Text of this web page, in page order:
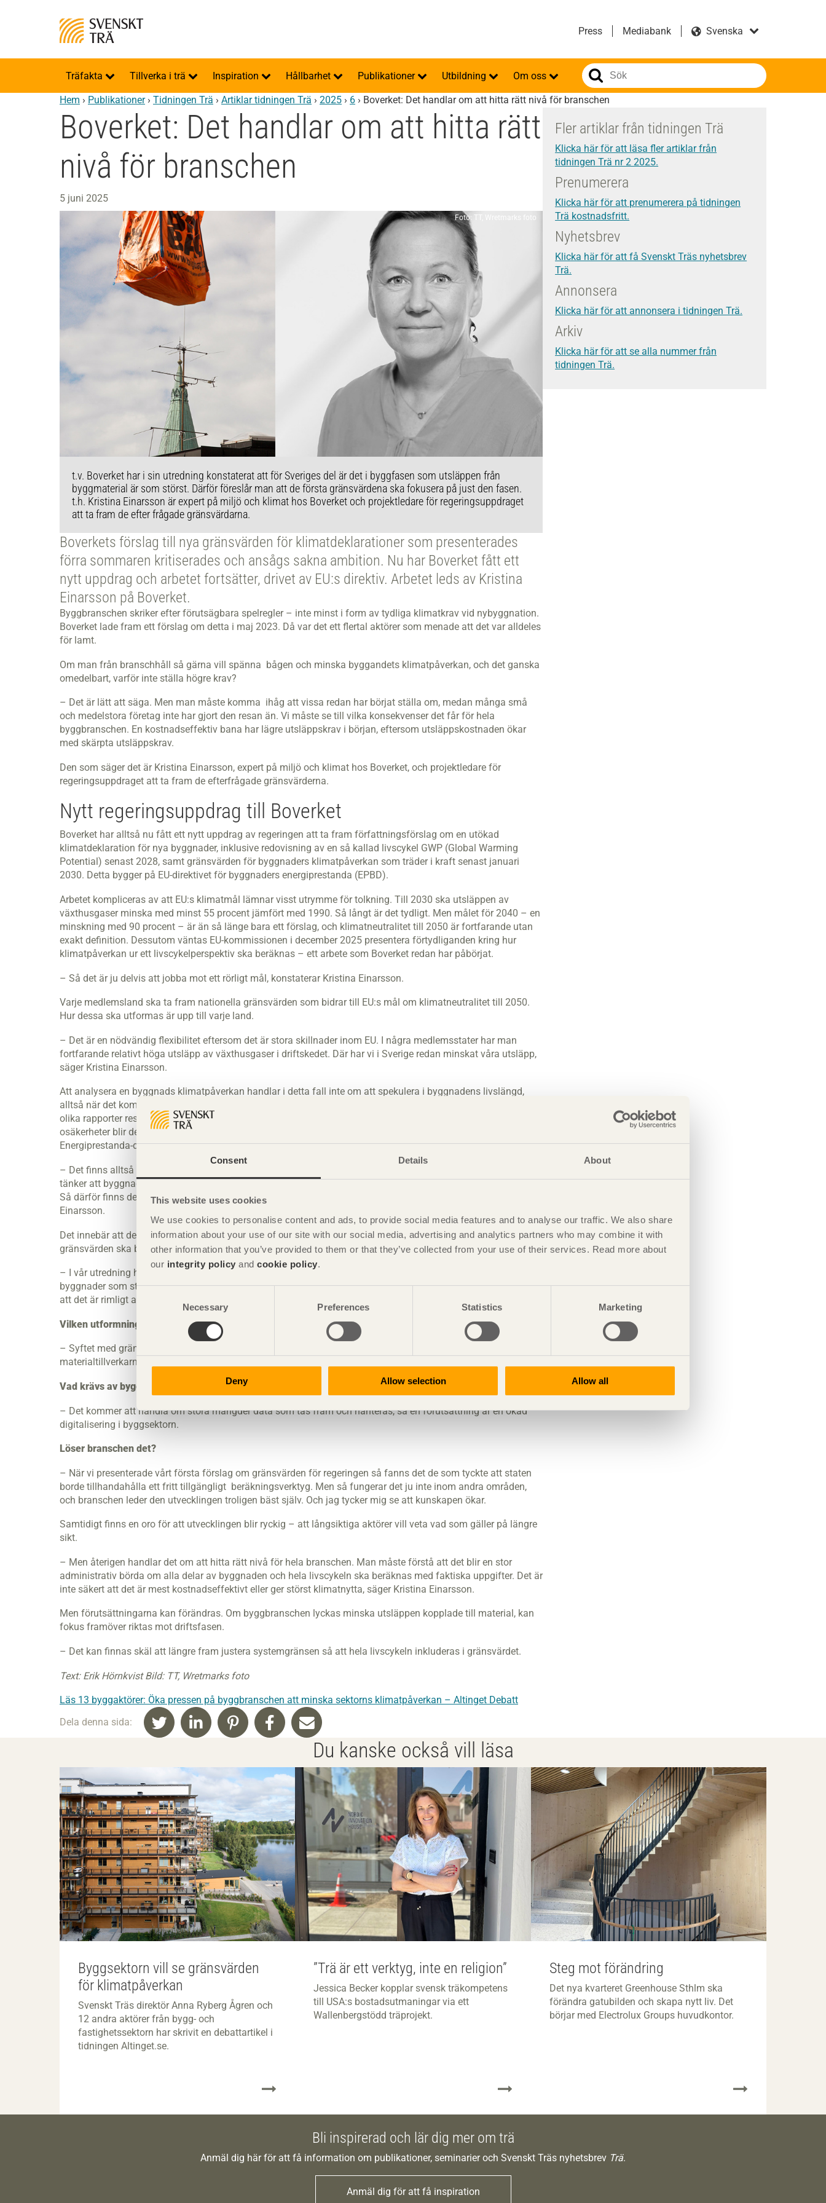
Consent Details About
This website uses cookies
We use cookies to personalise content and ads, to provide social media features and to analyse our traffic. We also share
information about your use of our site with our social media, advertising and analytics partners who may combine it with
other information that you’ve provided to them or that they’ve collected from your use of their services. Read more about
our integrity policy and cookie policy.
Consent
Necessary Preferences Statistics Marketing
Deny Allow selection Allow all
Press Mediabank
Träfakta Tillverka i trä Inspiration Hållbarhet Publikationer Utbildning Om oss
Hem › Publikationer› Tidningen Trä › Artiklar tidningen Trä › 2025 › 6 › Boverket: Det handlar om att hitta rätt nivå för branschen
Boverket: Det handlar om att hitta rätt
nivå för branschen
5 juni 2025
Foto: TT, Wretmarks foto
t.v. Boverket har i sin utredning konstaterat att för Sveriges del är det i byggfasen som utsläppen från
byggmaterial är som störst. Därför föreslår man att de första gränsvärdena ska fokusera på just den fasen.
t.h. Kristina Einarsson är expert på miljö och klimat hos Boverket och projektledare för regeringsuppdraget
att ta fram de efter frågade gränsvärdarna.
Boverkets förslag till nya gränsvärden för klimatdeklarationer som presenterades
förra sommaren kritiserades och ansågs sakna ambition. Nu har Boverket fått ett
nytt uppdrag och arbetet fortsätter, drivet av EU:s direktiv. Arbetet leds av Kristina
Einarsson på Boverket.
Byggbranschen skriker efter förutsägbara spelregler – inte minst i form av tydliga klimatkrav vid nybyggnation.
Boverket lade fram ett förslag om detta i maj 2023. Då var det ett flertal aktörer som menade att det var alldeles
för lamt.
Om man från branschhåll så gärna vill spänna bågen och minska byggandets klimatpåverkan, och det ganska
omedelbart, varför inte ställa högre krav?
– Det är lätt att säga. Men man måste komma ihåg att vissa redan har börjat ställa om, medan många små
och medelstora företag inte har gjort den resan än. Vi måste se till vilka konsekvenser det får för hela
byggbranschen. En kostnadseffektiv bana har lägre utsläppskrav i början, eftersom utsläppskostnaden ökar
med skärpta utsläppskrav.
Den som säger det är Kristina Einarsson, expert på miljö och klimat hos Boverket, och projektledare för
regeringsuppdraget att ta fram de efterfrågade gränsvärderna.
Nytt regeringsuppdrag till Boverket
Boverket har alltså nu fått ett nytt uppdrag av regeringen att ta fram författningsförslag om en utökad
klimatdeklaration för nya byggnader, inklusive redovisning av en så kallad livscykel GWP (Global Warming
Potential) senast 2028, samt gränsvärden för byggnaders klimatpåverkan som träder i kraft senast januari
2030. Detta bygger på EU-direktivet för byggnaders energiprestanda (EPBD).
Arbetet kompliceras av att EU:s klimatmål lämnar visst utrymme för tolkning. Till 2030 ska utsläppen av
växthusgaser minska med minst 55 procent jämfört med 1990. Så långt är det tydligt. Men målet för 2040 – en
minskning med 90 procent – är än så länge bara ett förslag, och klimatneutralitet till 2050 är fortfarande utan
exakt definition. Dessutom väntas EU-kommissionen i december 2025 presentera förtydliganden kring hur
klimatpåverkan ur ett livscykelperspektiv ska beräknas – ett arbete som Boverket redan har påbörjat.
– Så det är ju delvis att jobba mot ett rörligt mål, konstaterar Kristina Einarsson.
Varje medlemsland ska ta fram nationella gränsvärden som bidrar till EU:s mål om klimatneutralitet till 2050.
Hur dessa ska utformas är upp till varje land.
– Det är en nödvändig flexibilitet eftersom det är stora skillnader inom EU. I några medlemsstater har man
fortfarande relativt höga utsläpp av växthusgaser i driftskedet. Där har vi i Sverige redan minskat våra utsläpp,
säger Kristina Einarsson.
Att analysera en byggnads klimatpåverkan handlar i detta fall inte om att spekulera i byggnadens livslängd,
alltså när det kommer att vara dags för rivning. Beräkningsperioden handlar om en referens. Boverket har i två
olika rapporter resonerat kring hur lång det är rimligt att denna period ska vara. Ju längre – desto större
osäkerheter blir det. Det finns ingen möjlighet till diskussion kring hur lång denna period rimligtvis ska vara.
Energiprestanda-direktivet säger 50 år.
– Det finns alltså inget utrymme för Sverige att välja någon annan beräkningsperiod. Det betyder inte att man
tänker att byggnaden bara står där i 50 år. Men oftast behöver man göra större åtgärder i byggnaden efter 50 år.
Så därför finns det en anledning att då göra en ny livscykelanalys för de åtgärder man ska göra, säger Kristina
Einarsson.
Det innebär att det fortsatt kommer finnas saker på detaljnivå att träta om inom Sverige. En sådan sak är om
gränsvärden ska baseras på byggnadens hela livscykel, eller begränsas till enbart byggfas.
– I vår utredning har vi konstaterat att det i Sverige framför allt är materialanvändning vid uppförandet av
byggnader som står för en stor del av klimatpåverkan ur ett livscykelperspektiv. Därför har vi gjort bedömningen
att det är rimligt att åtminstone introducera gränsvärden med fokus på byggskedet, säger Kristina Einarsson.
Vilken utformning man väljer, innebär väl fördelar för vissa byggmaterial?
– Syftet med gränsvärden är att de inte ska vara kopplade till vilket material man använder, men de olika
materialtillverkarna kommer ha olika utmaningar med att minska sin klimatpåverkan, säger Kristina Einarsson.
Vad krävs av byggbranschen för att klara detta?
– Det kommer att handla om stora mängder data som tas fram och hanteras, så en förutsättning är en ökad
digitalisering i byggsektorn.
Löser branschen det?
– När vi presenterade vårt första förslag om gränsvärden för regeringen så fanns det de som tyckte att staten
borde tillhandahålla ett fritt tillgängligt beräkningsverktyg. Men så fungerar det ju inte inom andra områden,
och branschen leder den utvecklingen troligen bäst själv. Och jag tycker mig se att kunskapen ökar.
Samtidigt finns en oro för att utvecklingen blir ryckig – att långsiktiga aktörer vill veta vad som gäller på längre
sikt.
– Men återigen handlar det om att hitta rätt nivå för hela branschen. Man måste förstå att det blir en stor
administrativ börda om alla delar av byggnaden och hela livscykeln ska beräknas med faktiska uppgifter. Det är
inte säkert att det är mest kostnadseffektivt eller ger störst klimatnytta, säger Kristina Einarsson.
Men förutsättningarna kan förändras. Om byggbranschen lyckas minska utsläppen kopplade till material, kan
fokus framöver riktas mot driftsfasen.
– Det kan finnas skäl att längre fram justera systemgränsen så att hela livscykeln inkluderas i gränsvärdet.
Text: Erik Hörnkvist Bild: TT, Wretmarks foto
Läs 13 byggaktörer: Öka pressen på byggbranschen att minska sektorns klimatpåverkan – Altinget Debatt
Dela denna sida:
Fler artiklar från tidningen Trä
Klicka här för att läsa fler artiklar från
tidningen Trä nr 2 2025.
Prenumerera
Klicka här för att prenumerera på tidningen
Trä kostnadsfritt.
Nyhetsbrev
Klicka här för att få Svenskt Träs nyhetsbrev
Trä.
Annonsera
Klicka här för att annonsera i tidningen Trä.
Arkiv
Klicka här för att se alla nummer från
tidningen Trä.
Du kanske också vill läsa
Byggsektorn vill se gränsvärden
för klimatpåverkan
Svenskt Träs direktör Anna Ryberg Ågren och
12 andra aktörer från bygg- och
fastighetssektorn har skrivit en debattartikel i
tidningen Altinget.se.
”Trä är ett verktyg, inte en religion”
Jessica Becker kopplar svensk träkompetens
till USA:s bostadsutmaningar via ett
Wallenbergstödd träprojekt.
Steg mot förändring
Det nya kvarteret Greenhouse Sthlm ska
förändra gatubilden och skapa nytt liv. Det
börjar med Electrolux Groups huvudkontor.
Bli inspirerad och lär dig mer om trä
Anmäl dig här för att få information om publikationer, seminarier och Svenskt Träs nyhetsbrev Trä.
Anmäl dig för att få inspiration